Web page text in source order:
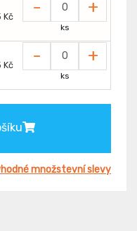
Kč - +
ks
Kč - +
ks
množstevní slevy